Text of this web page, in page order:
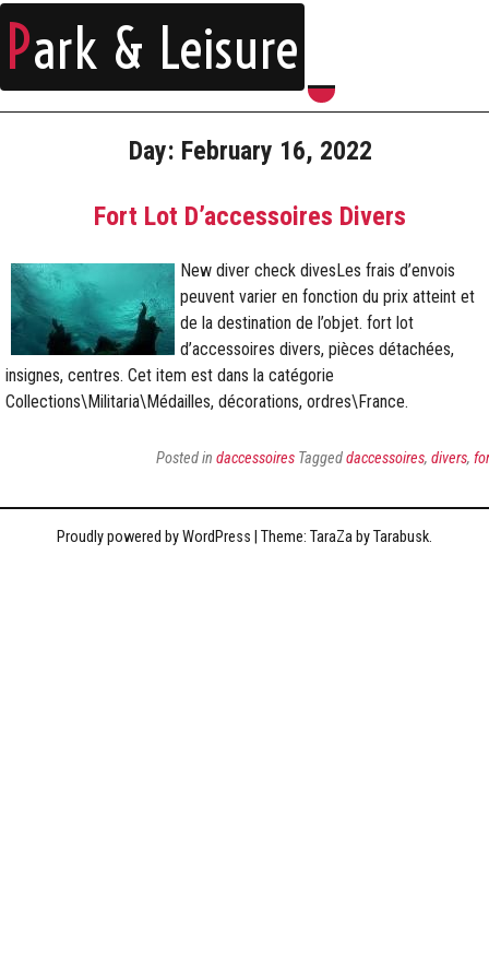
Park & Leisure
Day: February 16, 2022
Fort Lot D’accessoires Divers
New diver check divesLes frais d’envois
peuvent varier en fonction du prix atteint et
de la destination de l’objet. fort lot
d’accessoires divers, pièces détachées,
insignes, centres. Cet item est dans la catégorie
Collections\Militaria\Médailles, décorations, ordres\France.
Posted in daccessoires Taggeddaccessoires, divers,
Proudly powered by WordPress Theme: TaraZa byTarabusk.